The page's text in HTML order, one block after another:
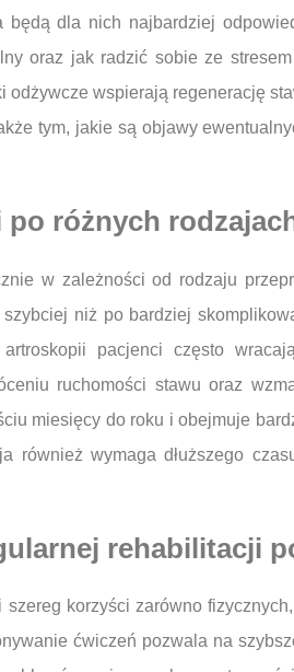
dla nich najbardziej
oraz jak radzić sobie ze
odżywcze wspierają regenerację
tym, jakie są objawy
różnych
w zależności od rodzaju
niż po bardziej
pacjenci często
ruchomości stawu oraz
miesięcy do roku i obejmuje
również wymaga dłuższego
rehabilitacji
korzyści zarówno
ćwiczeń pozwala na